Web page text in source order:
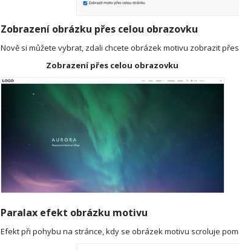
Zobrazení obrázku přes celou obrazovku
Nově si můžete vybrat, zdali chcete obrázek motivu zobrazit
Zobrazení přes celou obrazovku
Paralax efekt obrázku motivu
Efekt při pohybu na stránce, kdy se obrázek motivu scroluje